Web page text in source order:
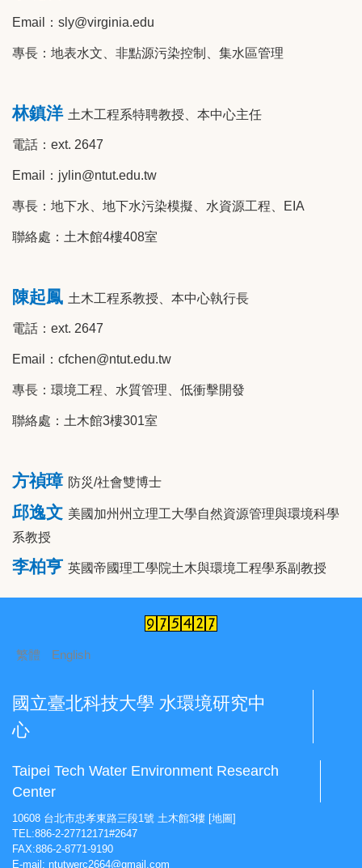
Email ：sly@virginia.edu
專長：地表水文、非點源污染控制、集水區管理
林鎮洋 土木工程系特聘教授、本中心主任
電話：ext. 2647
Email ：jylin@ntut.edu.tw
專長：地下水、地下水污染模擬、水資源工程、EIA
聯絡處：土木館4樓408室
陳起鳳 土木工程系教授、本中心執行長
電話：ext. 2647
Email ：cfchen@ntut.edu.tw
專長：環境工程、水質管理、低衝擊開發
聯絡處：土木館3樓301室
方禎璋 防災/社會雙博士
邱逸文 美國加州州立理工大學自然資源管理與環境科學
系教授
李柏亨 英國帝國理工學院土木與環境工程學系副教授
繁體 English
國立臺北科技大學 水環境研究中
心
Taipei Tech Water Environment Research
Center
10608 台北市忠孝東路三段1號 土木館3樓 [地圖]
TEL:886-2-27712171#2647
FAX:886-2-8771-9190
E-mail: ntutwerc2664@gmail.com